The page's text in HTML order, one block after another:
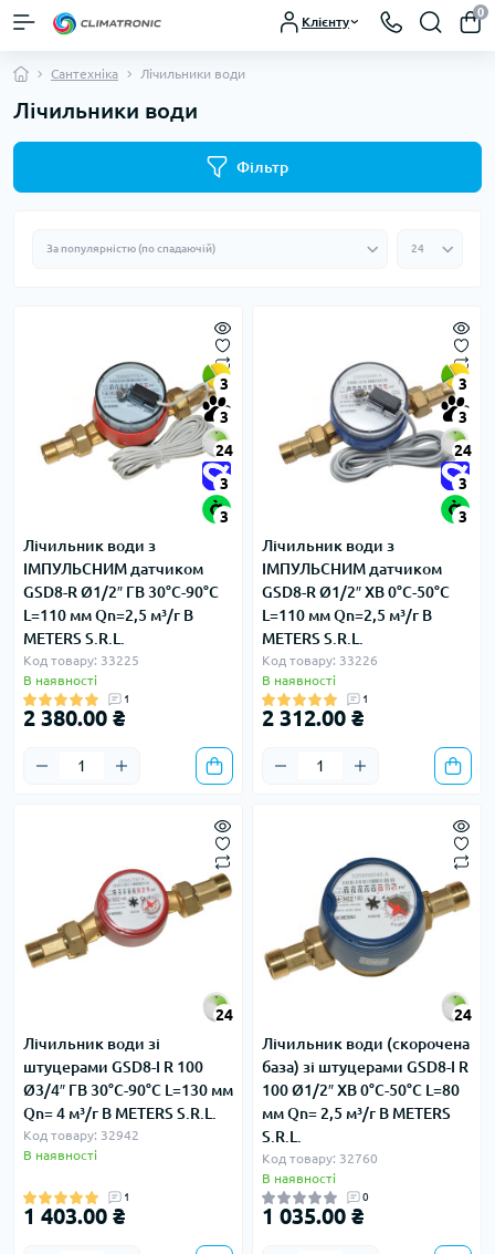
Клієнту
0
Сантехніка Лічильники води
Лічильники води
Фільтр
3
3
24
3
3
Лічильник води з
ІМПУЛЬСНИМ датчиком
GSD8-R Ø1/2″ ГВ 30°С-90°С
L=110 мм Qn=2,5 м³/г B
METERS S.R.L.
Код товару: 33225
В наявності
1
2 380.00 ₴
3
3
24
3
3
Лічильник води з
ІМПУЛЬСНИМ датчиком
GSD8-R Ø1/2″ ХВ 0°С-50°С
L=110 мм Qn=2,5 м³/г B
METERS S.R.L.
Код товару: 33226
В наявності
1
2 312.00 ₴
24
Лічильник води зі
штуцерами GSD8-I R 100
Ø3/4″ ГВ 30°С-90°С L=130 мм
Qn= 4 м³/г B METERS S.R.L.
Код товару: 32942
В наявності
1
1 403.00 ₴
24
Лічильник води (скорочена
база) зі штуцерами GSD8-I R
100 Ø1/2″ ХВ 0°С-50°С L=80
мм Qn= 2,5 м³/г B METERS
S.R.L.
Код товару: 32760
В наявності
0
1 035.00 ₴